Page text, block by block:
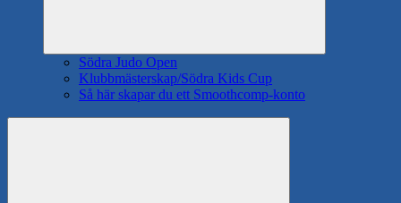
Södra Judo Open
Klubbmästerskap/Södra Kids Cup
Så här skapar du ett Smoothcomp-konto